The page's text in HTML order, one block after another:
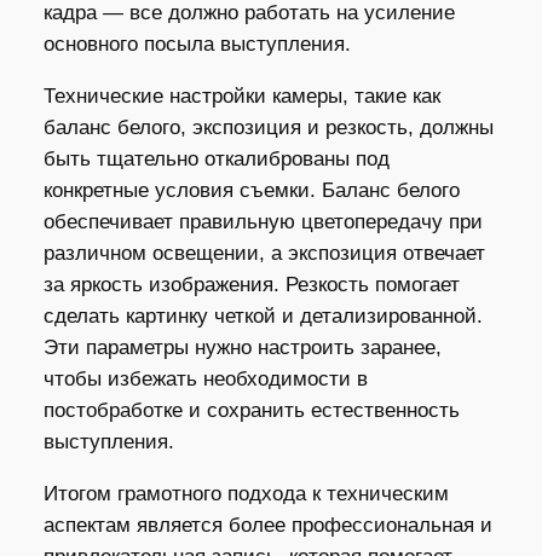
кадра — все должно работать на усиление
основного посыла выступления.
Технические настройки камеры, такие как
баланс белого, экспозиция и резкость, должны
быть тщательно откалиброваны под
конкретные условия съемки. Баланс белого
обеспечивает правильную цветопередачу при
различном освещении, а экспозиция отвечает
за яркость изображения. Резкость помогает
сделать картинку четкой и детализированной.
Эти параметры нужно настроить заранее,
чтобы избежать необходимости в
постобработке и сохранить естественность
выступления.
Итогом грамотного подхода к техническим
аспектам является более профессиональная и